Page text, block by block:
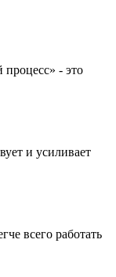
- это
и усиливает
всего работать